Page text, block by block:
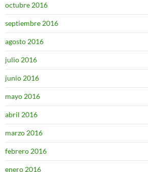
octubre 2016
septiembre 2016
agosto 2016
julio 2016
junio 2016
mayo 2016
abril 2016
marzo 2016
febrero 2016
enero 2016